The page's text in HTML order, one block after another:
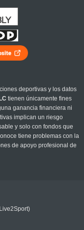
deportivas y los datos
tienen únicamente fines
ganancia financiera ni
implican un riesgo
y solo con fondos que
tiene problemas con la
de apoyo profesional de